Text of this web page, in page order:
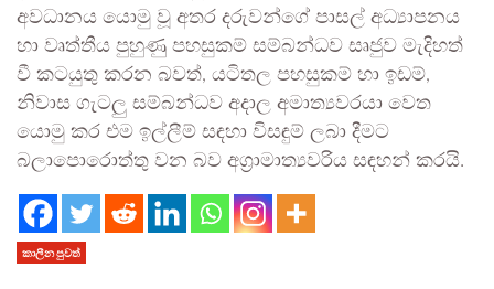
අවධානය යොමු වූ අතර දරුවන්ගේ පාසල් අධ්‍යාපනය
හා වෘත්තීය පුහුණු පහසුකම් සම්බන්ධව සෘජුව මැදිහත්
වී කටයුතු කරන බවත්, යටිතල පහසුකම් හා ඉඩම්,
නිවාස ගැටලු සම්බන්ධව අදාල අමාත්‍යවරයා වෙත
යොමු කර එම ඉල්ලීම් සඳහා විසඳුම් ලබා දීමට
බලාපොරොත්තු වන බව අග්‍රාමාත්‍යවරිය සඳහන් කරයි.
කාලීන පුවත්